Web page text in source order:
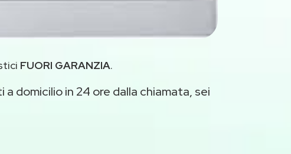
FUORI GARANZIA.
domicilio in 24 ore dalla chiamata, sei